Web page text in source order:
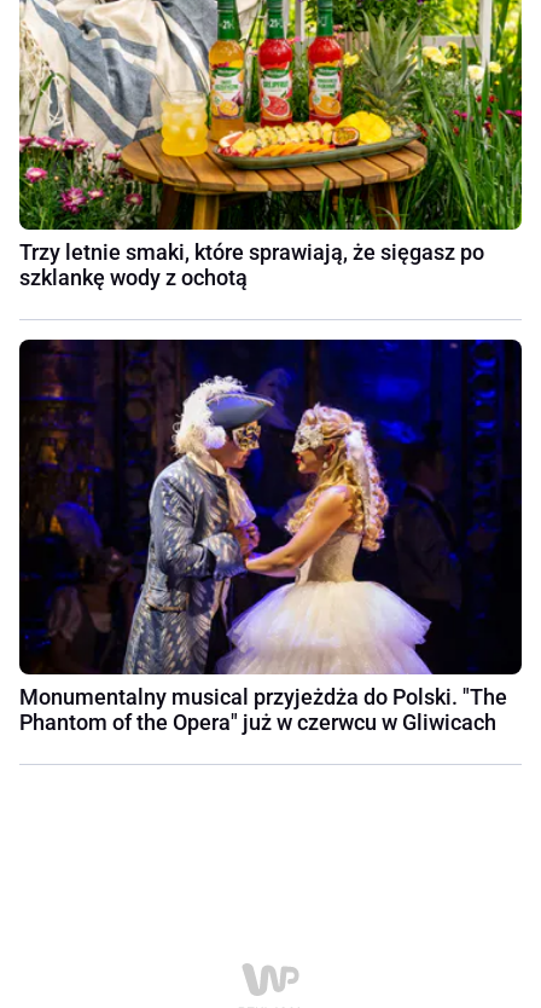
Trzy letnie smaki, które sprawiają, że sięgasz po
szklankę wody z ochotą
Monumentalny musical przyjeżdża do Polski. "The
Phantom of the Opera" już w czerwcu w Gliwicach